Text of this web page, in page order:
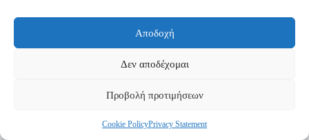
Αποδοχή
Δεν αποδέχομαι
Προβολή προτιμήσεων
Cookie PolicyPrivacy Statement
Πολιτική Απορρήτου
Τρόποι Αποστολής
Τρόποι Πληρωμής